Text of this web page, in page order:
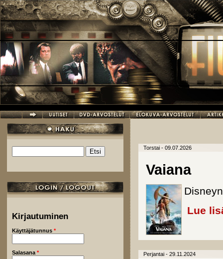
Hyppää pääsisältöön
Hakulomake
Kirjautuminen
Käyttäjätunnus *
Salasana *
Torstai - 09.07.2026
Vaiana
Lue
Perjantai - 29.11.2024